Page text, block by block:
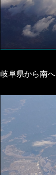
岐阜県から南